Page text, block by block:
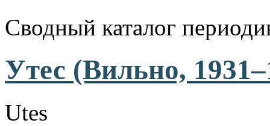
Сводный каталог
Утес (Вильно,
Utes